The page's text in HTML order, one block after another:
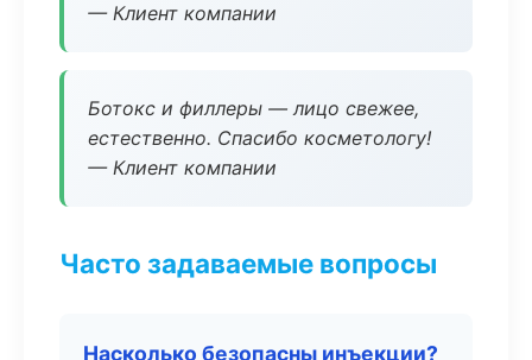
— Клиент компании
Ботокс и филлеры — лицо свежее,
естественно. Спасибо косметологу!
— Клиент компании
Часто задаваемые вопросы
Насколько безопасны инъекции?